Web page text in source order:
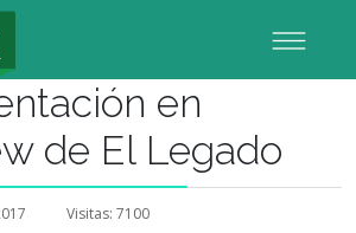
en
de El Legado
Visitas: 7100